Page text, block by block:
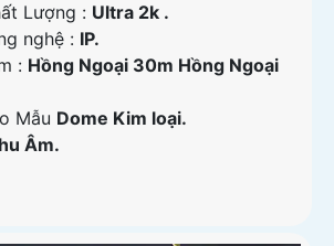
Lượng : Ultra 2k .
nghệ : IP.
: Hồng Ngoại 30m Hồng Ngoại
Mẫu Dome Kim loại.
Âm.